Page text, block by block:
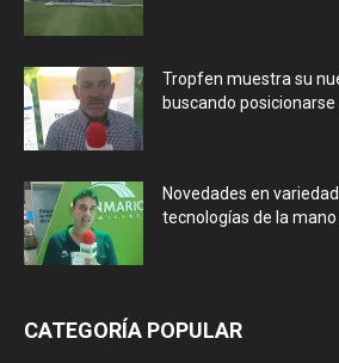
Tropfen muestra su
buscando posicionarse
Novedades en
tecnologías de la mano
CATEGORÍA POPULAR